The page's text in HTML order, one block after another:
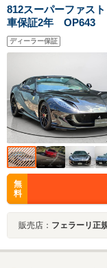
812スーパーファス
車保証2年 OP643
ディーラー保証
無
料
販売店： フェラーリ正規デ